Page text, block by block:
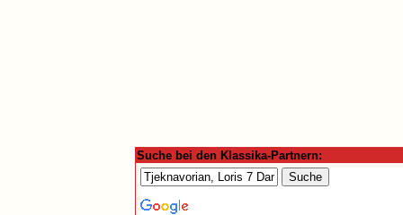
Suche bei den Klassika-Partnern: